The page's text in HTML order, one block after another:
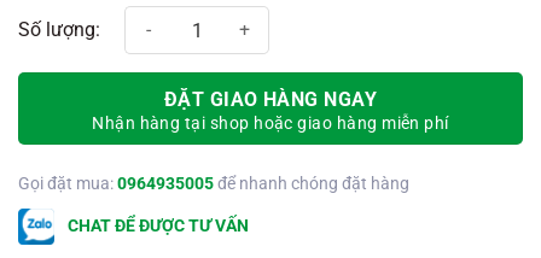
hương hoa 11 số lượng
ĐẶT GIAO HÀNG NGAY
Nhận hàng tại shop hoặc giao hàng miễn phí
Gọi đặt mua:0964935005để nhanh chóng đặt hàng
CHAT ĐỂ ĐƯỢC TƯ VẤN